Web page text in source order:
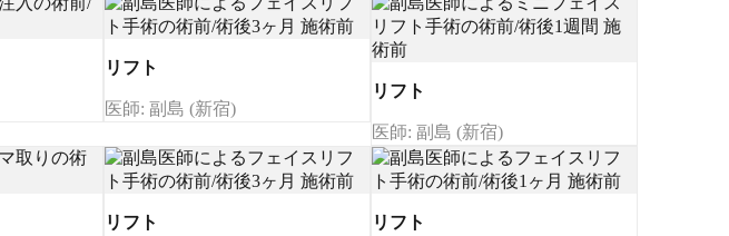
リフト
医師: 副島 (新宿)
リフト
医師: 副島 (新宿)
リフト リフト